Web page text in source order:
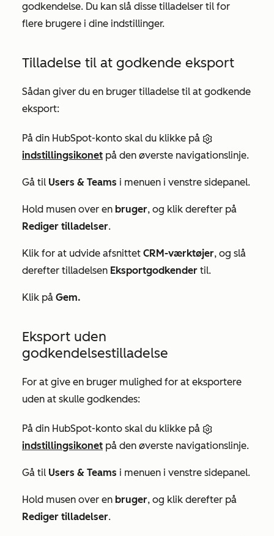
godkendelse. Du kan slå disse tilladelser til for
flere brugere i dine indstillinger.
Tilladelse til at godkende eksport
Sådan giver du en bruger tilladelse til at godkende
eksport:
På din HubSpot-konto skal du klikke på
indstillingsikonet på den øverste navigationslinje.
Gå til Users & Teams i menuen i venstre sidepanel.
Hold musen over en bruger, og klik derefter på
Rediger tilladelser.
Klik for at udvide afsnittet CRM-værktøjer, og slå
derefter tilladelsen Eksportgodkender til.
Klik på Gem.
Eksport uden
godkendelsestilladelse
For at give en bruger mulighed for at eksportere
uden at skulle godkendes:
På din HubSpot-konto skal du klikke på
indstillingsikonet på den øverste navigationslinje.
Gå til Users & Teams i menuen i venstre sidepanel.
Hold musen over en bruger, og klik derefter på
Rediger tilladelser.